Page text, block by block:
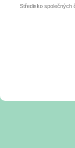
Středisko společných